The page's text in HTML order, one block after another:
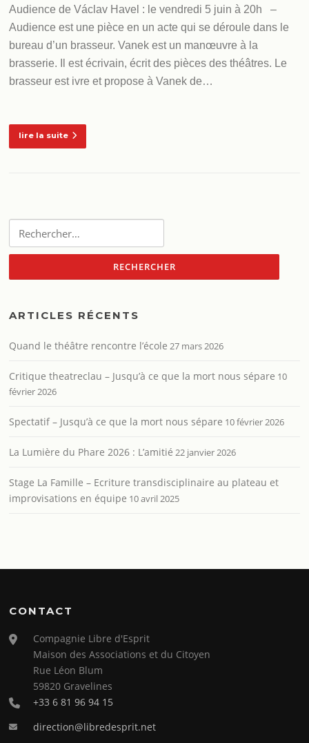
Audience de Václav Havel : le vendredi 5 juin à 20h –
Audience est une pièce en un acte qui se déroule dans le
bureau d’un brasseur. Vanek est un manœuvre à la
brasserie. Il est écrivain, écrit des pièces des théâtres. Le
brasseur est ivre et propose à Vanek de…
lire la suite
ARTICLES RÉCENTS
Quand le théâtre rencontre l’école 27 mars 2026
Critique theatreclau – Jusqu’à ce que la mort nous sépare 10
février 2026
Spectatif – Jusqu’à ce que la mort nous sépare 10 février 2026
La Lumière du Phare 2026 : L’amitié 22 janvier 2026
Stage La Famille – Ecriture transdisciplinaire au plateau et
improvisations en équipe 10 avril 2025
CONTACT
Compagnie Libre d'Esprit
Maison des Associations et du Citoyen
Rue Léon Blum
59820 Gravelines
+33 6 81 96 94 15
direction@libredesprit.net